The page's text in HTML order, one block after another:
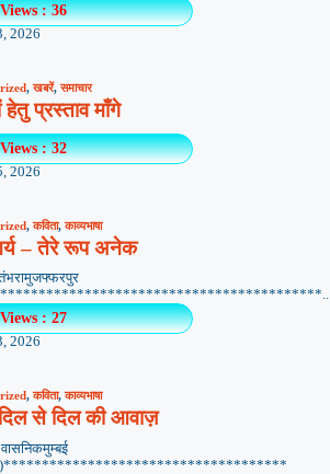
: 36
2026
,खबरें,समाचार
हेतु प्रस्ताव माँगे
: 32
2026
,कविता,काव्यभाषा
– तेरे रूप अनेक
: 27
2026
,कविता,काव्यभाषा
दिल से दिल की आवाज़